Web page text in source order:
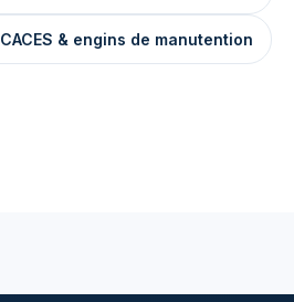
CACES & engins de manutention